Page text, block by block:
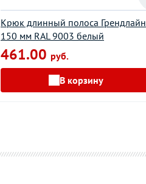
Крюк длинный полоса Грендлайн
150 мм RAL 9003 белый
461.00 руб.
В корзину